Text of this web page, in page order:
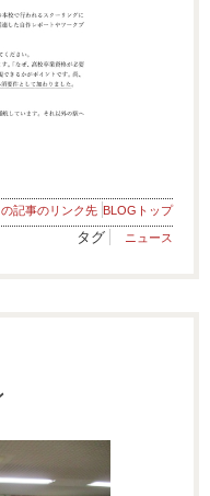
の記事のリンク先 BLOGトップ
タグ ニュース